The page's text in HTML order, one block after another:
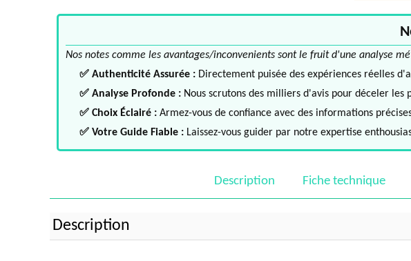
Nos notes comme les avantages/inconvenients sont le fruit d'une analyse
✅ Authenticité Assurée : Directement puisée des expériences réelles
✅ Analyse Profonde : Nous scrutons des milliers d'avis pour déceler
✅ Choix Éclairé : Armez-vous de confiance avec des informations
✅ Votre Guide Fiable : Laissez-vous guider par notre expertise
Description Fiche technique
Description